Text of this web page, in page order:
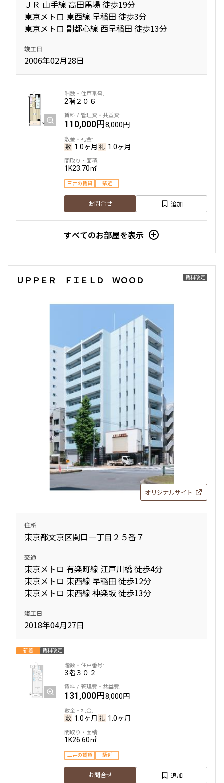
検索対象お部屋数
お部屋を再検索
ＪＲ 山手線 高田馬場 徒歩19分
東京メトロ 東西線 早稲田 徒歩3分
東京メトロ 副都心線 西早稲田 徒歩13分
竣工日
2006年02月28日
2階２０６
110,000円8,000円
1.0ヶ月 1.0ヶ月
1K23.70㎡
三井の賃貸 駅近
お問合せ 追加
すべてのお部屋を表示
賃料改定
ＵＰＰＥＲ ＦＩＥＬＤ ＷＯＯＤ
オリジナルサイト
住所
東京都文京区関口一丁目２５番７
交通
東京メトロ 有楽町線 江戸川橋 徒歩4分
東京メトロ 東西線 早稲田 徒歩12分
東京メトロ 東西線 神楽坂 徒歩13分
竣工日
2018年04月27日
新着 賃料改定
3階３０２
131,000円8,000円
1.0ヶ月 1.0ヶ月
1K26.60㎡
三井の賃貸 駅近
お問合せ 追加